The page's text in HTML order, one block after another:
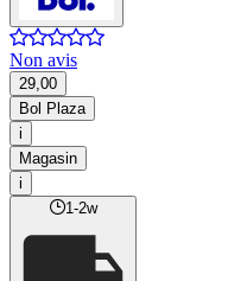
Non avis
29,00
Bol Plaza
i
Magasin
i
1-2w